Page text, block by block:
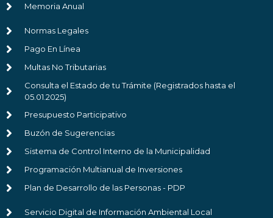
Memoria Anual
Normas Legales
Pago En Línea
Multas No Tributarias
Consulta el Estado de tu Trámite (Registrados hasta el
05.01.2025)
Presupuesto Participativo
Buzón de Sugerencias
Sistema de Control Interno de la Municipalidad
Programación Multianual de Inversiones
Plan de Desarrollo de las Personas - PDP
Servicio Digital de Información Ambiental Local